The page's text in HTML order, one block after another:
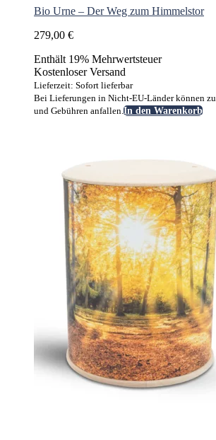
Bio Urne – Der Weg zum Himmelstor
279,00 €
Enthält 19% Mehrwertsteuer
Kostenloser Versand
Lieferzeit: Sofort lieferbar
Bei Lieferungen in Nicht-EU-Länder können
und Gebühren anfallen.In den Warenkorb